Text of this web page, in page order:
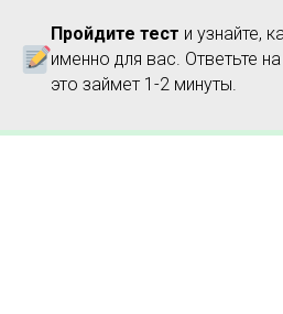
Пройдите тест и узнайте,
именно для вас. Ответьте
это займет 1-2 минуты.